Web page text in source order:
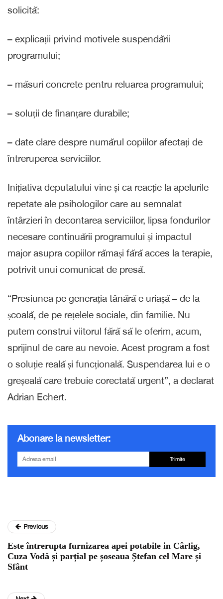
solicită:
– explicații privind motivele suspendării
programului;
– măsuri concrete pentru reluarea programului;
– soluții de finanțare durabile;
– date clare despre numărul copiilor afectați de
întreruperea serviciilor.
Inițiativa deputatului vine și ca reacție la apelurile
repetate ale psihologilor care au semnalat
întârzieri în decontarea serviciilor, lipsa fondurilor
necesare continuării programului și impactul
major asupra copiilor rămași fără acces la terapie,
potrivit unui comunicat de presă.
“Presiunea pe generația tânără e uriașă – de la
școală, de pe rețelele sociale, din familie. Nu
putem construi viitorul fără să le oferim, acum,
sprijinul de care au nevoie. Acest program a fost
o soluție reală și funcțională. Suspendarea lui e o
greșeală care trebuie corectată urgent”, a declarat
Adrian Echert.
Abonare la newsletter:
Trimite
Previous
Este întrerupta furnizarea apei potabile in Cârlig,
Cuza Vodă și parțial pe șoseaua Ștefan cel Mare și
Sfânt